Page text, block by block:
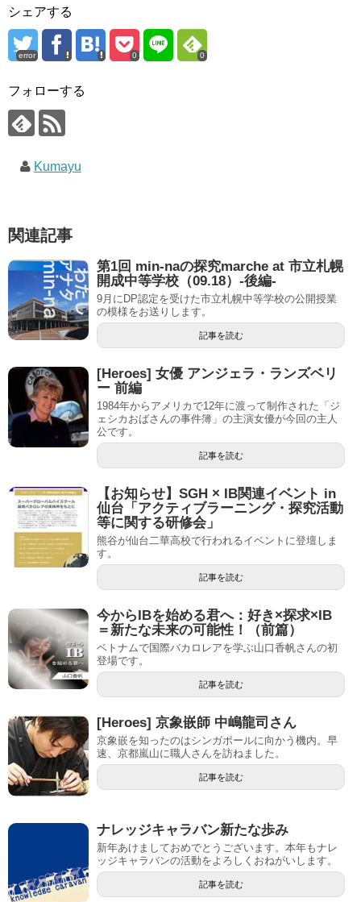
シェアする
error 0 0
フォローする
Kumayu
関連記事
第1回 min-naの探究marche at 市立札幌
開成中等学校（09.18）-後編-
9月にDP認定を受けた市立札幌中等学校の公開授業
の模様をお送りします。
記事を読む
[Heroes] 女優 アンジェラ・ランズベリ
ー 前編
1984年からアメリカで12年に渡って制作された「ジ
ェシカおばさんの事件簿」の主演女優が今回の主人
公です。
記事を読む
【お知らせ】SGH × IB関連イベント in
仙台「アクティブラーニング・探究活動
等に関する研修会」
熊谷が仙台二華高校で行われるイベントに登壇しま
す。
記事を読む
今からIBを始める君へ：好き×探求×IB
＝新たな未来の可能性！（前篇）
ベトナムで国際バカロレアを学ぶ山口香帆さんの初
登場です。
記事を読む
[Heroes] 京象嵌師 中嶋龍司さん
京象嵌を知ったのはシンガポールに向かう機内。早
速、京都嵐山に職人さんを訪ねました。
記事を読む
ナレッジキャラバン新たな歩み
新年あけましておめでとうございます。本年もナレ
ッジキャラバンの活動をよろしくおねがいします。
記事を読む